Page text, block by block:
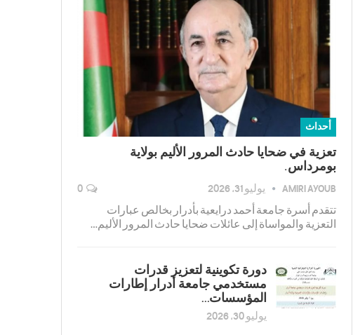
أحداث
تعزية في ضحايا حادث المرور الأليم بولاية
بومرداس.
AMIRI AYOUB يوليو 31, 2026
تتقدم أسرة جامعة أحمد درايعية بأدرار بخالص عبارات
التعزية والمواساة إلى عائلات ضحايا حادث المرور الأليم…
دورة تكوينية لتعزیز قدرات
مستخدمي جامعة أدرار إطارات
المؤسسات…
يوليو 30, 2026